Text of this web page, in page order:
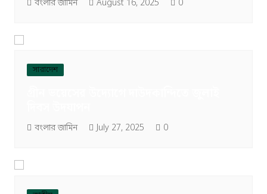
বংলার জামিন August 16, 2025 0
সারাদেশ
বংলার জামিন July 27, 2025 0